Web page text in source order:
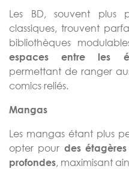
Les BD, souvent plus
classiques, trouvent
bibliothèques
espaces entre les
permettant de ranger
comics reliés.
Mangas
Les mangas étant plus
opter pour des
profondes, maximisant